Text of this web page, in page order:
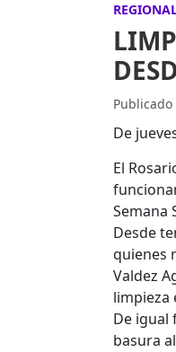
Publicado
De
El
Semana
Desde
quienes
Valdez
limpieza
De igual
basura